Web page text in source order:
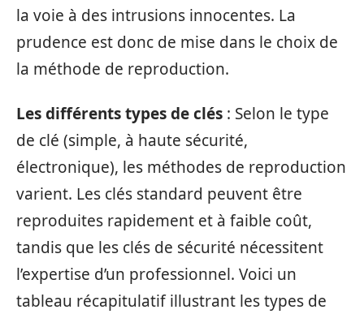
la voie à des intrusions innocentes. La
prudence est donc de mise dans le choix de
la méthode de reproduction.
Les différents types de clés : Selon le type
de clé (simple, à haute sécurité,
électronique), les méthodes de reproduction
varient. Les clés standard peuvent être
reproduites rapidement et à faible coût,
tandis que les clés de sécurité nécessitent
l’expertise d’un professionnel. Voici un
tableau récapitulatif illustrant les types de